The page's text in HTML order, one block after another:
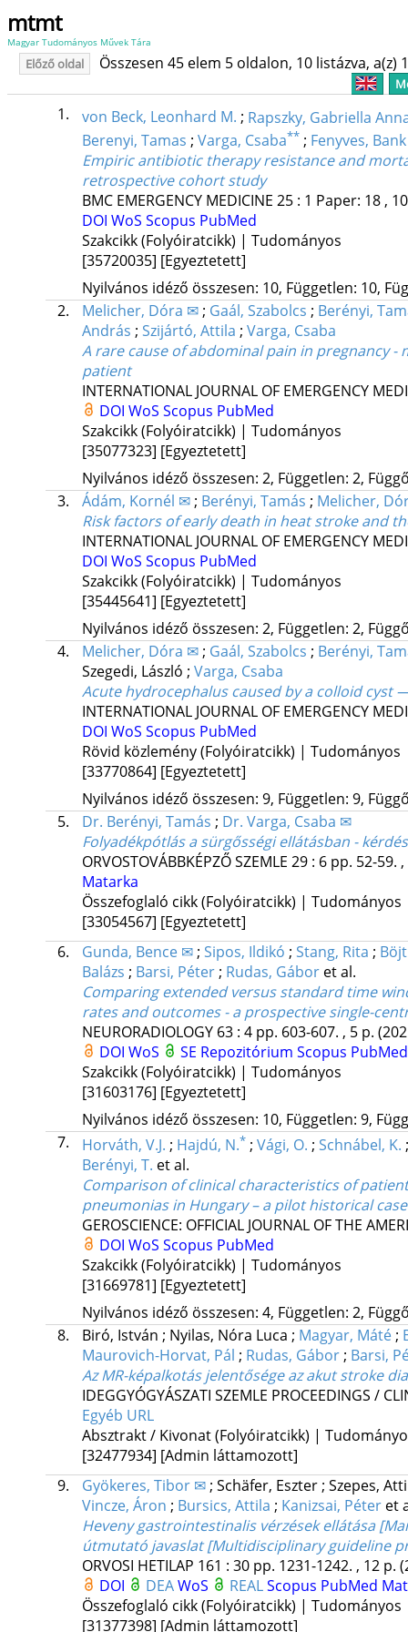
mtmt
Magyar Tudományos Művek Tára
Előző oldal Összesen 45 elem 5 oldalon, 10 listázva, a(z)
1. von Beck, Leonhard M. ; Rapszky, Gabriella
Berenyi, Tamas ; Varga, Csaba** ; Fenyves,
Empiric antibiotic therapy resistance and
retrospective cohort study
BMC EMERGENCY MEDICINE 25: 1 Paper: 18 ,
DOI WoS Scopus PubMed
Szakcikk (Folyóiratcikk) | Tudományos
[35720035] [Egyeztetett]
Nyilvános idéző összesen: 10, Független: 10,
2.
Melicher, Dóra ✉ ; Gaál, Szabolcs ; Berényi,
András ; Szijártó, Attila ; Varga, Csaba
A rare cause of abdominal pain in pregnancy
patient
INTERNATIONAL JOURNAL OF EMERGENCY
DOI WoS Scopus PubMed
Szakcikk (Folyóiratcikk) | Tudományos
[35077323] [Egyeztetett]
Nyilvános idéző összesen: 2, Független: 2,
3.
Ádám, Kornél ✉ ; Berényi, Tamás ; Melicher,
Risk factors of early death in heat stroke and
INTERNATIONAL JOURNAL OF EMERGENCY
DOI WoS Scopus PubMed
Szakcikk (Folyóiratcikk) | Tudományos
[35445641] [Egyeztetett]
Nyilvános idéző összesen: 2, Független: 2,
4.
Melicher, Dóra ✉ ; Gaál, Szabolcs ; Berényi,
Szegedi, László ; Varga, Csaba
Acute hydrocephalus caused by a colloid cyst
INTERNATIONAL JOURNAL OF EMERGENCY
DOI WoS Scopus PubMed
Rövid közlemény (Folyóiratcikk) | Tudományos
[33770864] [Egyeztetett]
Nyilvános idéző összesen: 9, Független: 9,
5.
Dr. Berényi, Tamás ; Dr. Varga, Csaba ✉
Folyadékpótlás a sürgősségi ellátásban -
ORVOSTOVÁBBKÉPZŐ SZEMLE 29: 6 pp. 52-59.
Matarka
Összefoglaló cikk (Folyóiratcikk) | Tudományos
[33054567] [Egyeztetett]
6.
Gunda, Bence ✉ ; Sipos, Ildikó ; Stang, Rita ;
Balázs ; Barsi, Péter ; Rudas, Gábor et al.
Comparing extended versus standard time
rates and outcomes - a prospective single-
NEURORADIOLOGY 63: 4 pp. 603-607. , 5 p.
DOI WoS SE Repozitórium Scopus PubMed
Szakcikk (Folyóiratcikk) | Tudományos
[31603176] [Egyeztetett]
Nyilvános idéző összesen: 10, Független: 9,
7.
Horváth, V.J. ; Hajdú, N.* ; Vági, O. ; Schnábel, K.
Berényi, T. et al.
Comparison of clinical characteristics of
pneumonias in Hungary – a pilot historical
GEROSCIENCE: OFFICIAL JOURNAL OF THE
DOI WoS Scopus PubMed
Szakcikk (Folyóiratcikk) | Tudományos
[31669781] [Egyeztetett]
Nyilvános idéző összesen: 4, Független: 2,
8.
Biró, István ; Nyilas, Nóra Luca ; Magyar, Máté;
Maurovich-Horvat, Pál ; Rudas, Gábor; Barsi,
Az MR-képalkotás jelentősége az akut stroke
IDEGGYÓGYÁSZATI SZEMLE PROCEEDINGS /
Egyéb URL
Absztrakt / Kivonat (Folyóiratcikk) |
[32477934] [Admin láttamozott]
9.
Gyökeres, Tibor ✉; Schäfer, Eszter; Szepes,
Vincze, Áron ; Bursics, Attila ; Kanizsai, Péter et
Heveny gastrointestinalis vérzések ellátása
útmutató javaslat [Multidisciplinary guideline
ORVOSI HETILAP 161 : 30 pp. 1231-1242. , 12 p.
DOI
DEAWoS REALScopus PubMed
Összefoglaló cikk (Folyóiratcikk) | Tudományos
[31377398] [Admin láttamozott]